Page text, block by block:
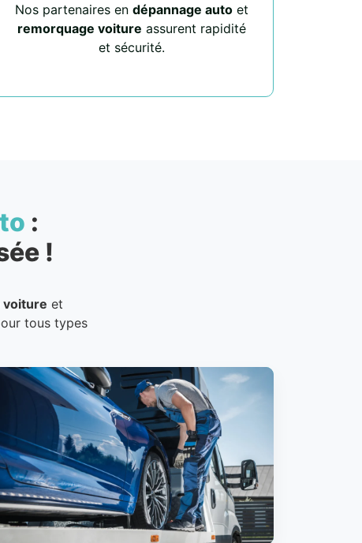
Nos partenaires en dépannage auto et
remorquage voiture assurent rapidité
et sécurité.
:
!
voiture et
tous types